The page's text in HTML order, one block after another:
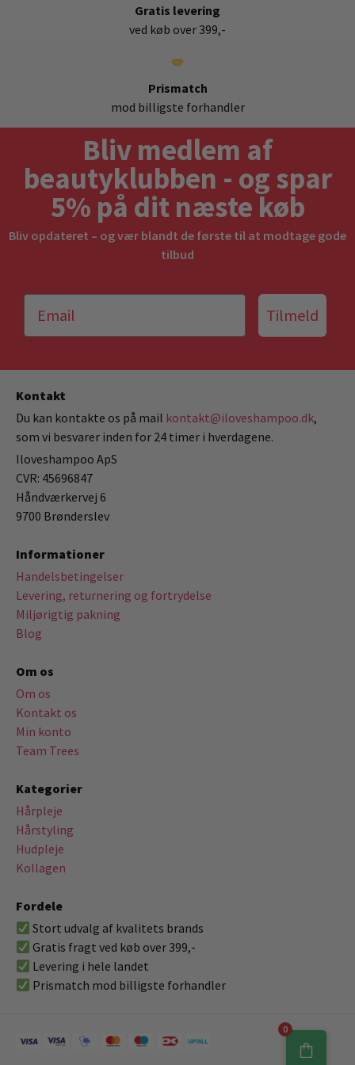
Gratis levering
ved køb over 399,-
Prismatch
mod billigste forhandler
Bliv medlem af
beautyklubben - og spar
5% på dit næste køb
Bliv opdateret – og vær blandt de første til at modtage gode
tilbud
Tilmeld
Kontakt
Du kan kontakte os på mail kontakt@iloveshampoo.dk,
som vi besvarer inden for 24 timer i hverdagene.
Iloveshampoo ApS
CVR: 45696847
Håndværkervej 6
9700 Brønderslev
Informationer
Handelsbetingelser
Levering, returnering og fortrydelse
Miljørigtig pakning
Blog
Om os
Om os
Kontakt os
Min konto
Team Trees
Kategorier
Hårpleje
Hårstyling
Hudpleje
Kollagen
Fordele
Stort udvalg af kvalitets brands
Gratis fragt ved køb over 399,-
Levering i hele landet
Prismatch mod billigste forhandler
0